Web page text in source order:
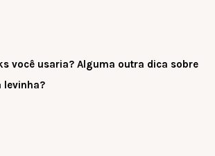
você usaria? Alguma outra dica sobre
levinha?